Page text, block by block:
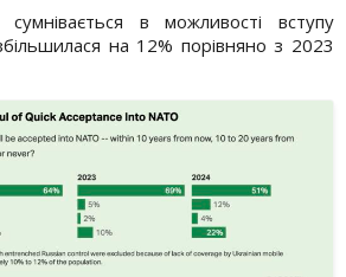
сумнівається в можливості вступу
на 12% порівняно з 2023